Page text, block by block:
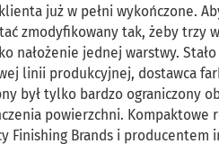
już w pełni wykończone.
zmodyfikowany tak, żeby trzy
nałożenie jednej warstwy.
linii produkcyjnej, dostawca
był tylko bardzo ograniczony
powierzchni. Kompaktowe
Finishing Brands i producentem